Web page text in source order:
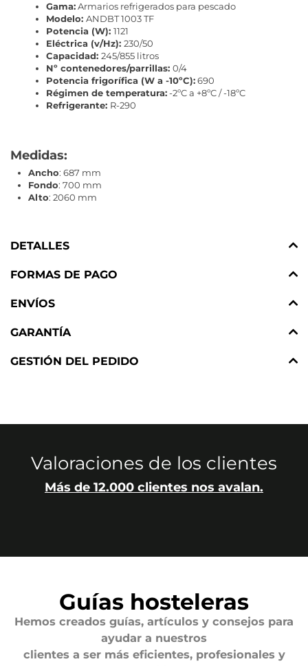
Gama:Armarios refrigerados para pescado
Modelo: ANDBT 1003 TF
Potencia (W): 1121
Eléctrica (v/Hz): 230/50
Capacidad: 245/855 litros
Nº contenedores/parrillas: 0/4
Potencia frigorífica (W a -10ºC):690
Régimen de temperatura:-2ºC a +8ºC / -18ºC
Refrigerante: R-290
Medidas:
Ancho: 687 mm
Fondo: 700 mm
Alto: 2060 mm
DETALLES
FORMAS DE PAGO
ENVÍOS
GARANTÍA
GESTIÓN DEL PEDIDO
Valoraciones de los clientes
Más de 12.000 clientes nos avalan.
Guías hosteleras
Hemos creados guías, artículos y consejos para
ayudar a nuestros
clientes a ser más eficientes, profesionales y